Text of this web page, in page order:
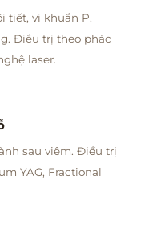
tiết, vi khuẩn P.
Điều trị theo phác
laser.
sau viêm. Điều trị
YAG, Fractional